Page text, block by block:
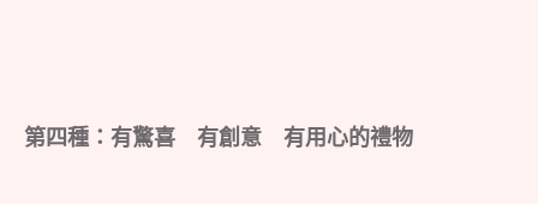
第四種：有驚喜 有創意 有用心的禮物